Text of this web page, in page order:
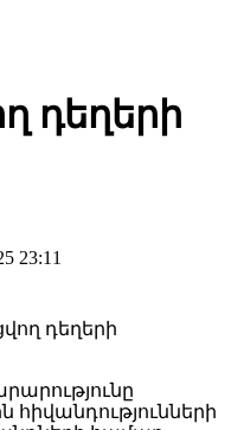
դեղերի
23:11
հիվանդությունների